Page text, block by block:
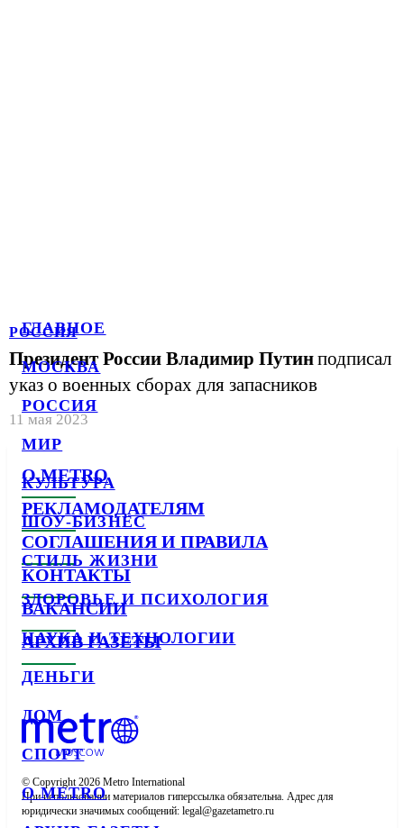
ГЛАВНОЕ
МОСКВА
РОССИЯ
МИР
КУЛЬТУРА
ШОУ-БИЗНЕС
СТИЛЬ ЖИЗНИ
ЗДОРОВЬЕ И ПСИХОЛОГИЯ
НАУКА И ТЕХНОЛОГИИ
ДЕНЬГИ
ДОМ
СПОРТ
О METRO
РОССИЯ
Президент России Владимир Путинподписал
указ о военных сборах для запасников
11 мая 2023
О METRO
РЕКЛАМОДАТЕЛЯМ
СОГЛАШЕНИЯ И ПРАВИЛА
КОНТАКТЫ
ВАКАНСИИ
АРХИВ ГАЗЕТЫ
© Copyright 2026 Metro International
При использовании материалов гиперссылка обязательна. Адрес для
юридически значимых сообщений: